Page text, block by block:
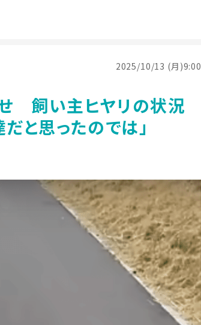
2025/10/13 (月)9:00
飼い主ヒヤリの状況
だと思ったのでは」